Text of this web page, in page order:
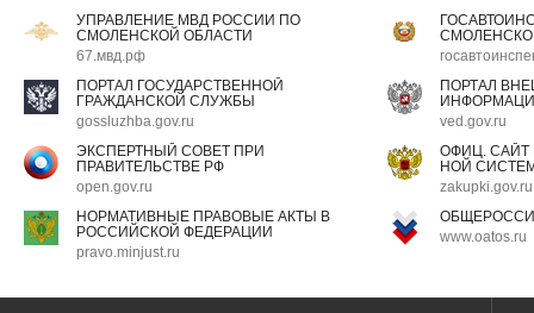
УПРАВЛЕНИЕ МВД РОССИИ ПО
СМОЛЕНСКОЙ ОБЛАСТИ
67.мвд.рф
ПОРТАЛ ГОСУДАРСТВЕННОЙ
ГРАЖДАНСКОЙ СЛУЖБЫ
gossluzhba.gov.ru
ПОРТАЛ
ved.gov.ru
ЭКСПЕРТНЫЙ СОВЕТ ПРИ
ПРАВИТЕЛЬСТВЕ РФ
open.gov.ru
ОФИЦ.
НОЙ
zakupki.gov.ru
НОРМАТИВНЫЕ ПРАВОВЫЕ АКТЫ В
РОССИЙСКОЙ ФЕДЕРАЦИИ
pravo.minjust.ru
www.oatos.ru